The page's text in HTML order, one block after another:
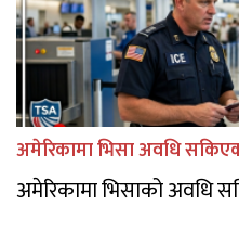
अमेरिकामा भिसा अवधि
अमेरिकामा भिसाको अवधि